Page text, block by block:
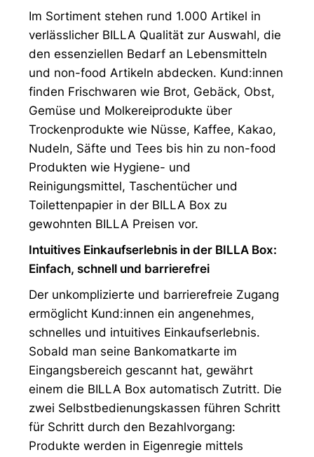
Im Sortiment stehen rund 1.000 Artikel in
verlässlicher BILLA Qualität zur Auswahl, die
den essenziellen Bedarf an Lebensmitteln
und non-food Artikeln abdecken. Kund:innen
finden Frischwaren wie Brot, Gebäck, Obst,
Gemüse und Molkereiprodukte über
Trockenprodukte wie Nüsse, Kaffee, Kakao,
Nudeln, Säfte und Tees bis hin zu non-food
Produkten wie Hygiene- und
Reinigungsmittel, Taschentücher und
Toilettenpapier in der BILLA Box zu
gewohnten BILLA Preisen vor.
Intuitives Einkaufserlebnis in der BILLA Box:
Einfach, schnell und barrierefrei
Der unkomplizierte und barrierefreie Zugang
ermöglicht Kund:innen ein angenehmes,
schnelles und intuitives Einkaufserlebnis.
Sobald man seine Bankomatkarte im
Eingangsbereich gescannt hat, gewährt
einem die BILLA Box automatisch Zutritt. Die
zwei Selbstbedienungskassen führen Schritt
für Schritt durch den Bezahlvorgang:
Produkte werden in Eigenregie mittels